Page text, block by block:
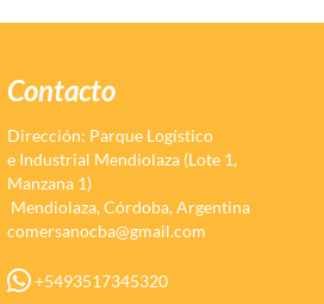
Contacto
Dirección: Parque Logístico
e Industrial Mendiolaza (Lote 1,
Manzana 1)
Mendiolaza, Córdoba, Argentina
comersanocba@gmail.com
+5493517345320